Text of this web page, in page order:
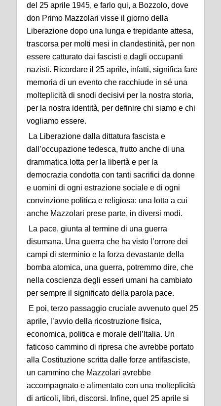
del 25 aprile 1945, e farlo qui, a Bozzolo, dove
don Primo Mazzolari visse il giorno della
Liberazione dopo una lunga e trepidante attesa,
trascorsa per molti mesi in clandestinità, per non
essere catturato dai fascisti e dagli occupanti
nazisti. Ricordare il 25 aprile, infatti, significa fare
memoria di un evento che racchiude in sé una
molteplicità di snodi decisivi per la nostra storia,
per la nostra identità, per definire chi siamo e chi
vogliamo essere.
La Liberazione dalla dittatura fascista e
dall’occupazione tedesca, frutto anche di una
drammatica lotta per la libertà e per la
democrazia condotta con tanti sacrifici da donne
e uomini di ogni estrazione sociale e di ogni
convinzione politica e religiosa: una lotta a cui
anche Mazzolari prese parte, in diversi modi.
La pace, giunta al termine di una guerra
disumana. Una guerra che ha visto l’orrore dei
campi di sterminio e la forza devastante della
bomba atomica, una guerra, potremmo dire, che
nella coscienza degli esseri umani ha cambiato
per sempre il significato della parola pace.
E poi, terzo passaggio cruciale avvenuto quel 25
aprile, l’avvio della ricostruzione fisica,
economica, politica e morale dell’Italia. Un
faticoso cammino di ripresa che avrebbe portato
alla Costituzione scritta dalle forze antifasciste,
un cammino che Mazzolari avrebbe
accompagnato e alimentato con una molteplicità
di articoli, libri, discorsi. Infine, quel 25 aprile si